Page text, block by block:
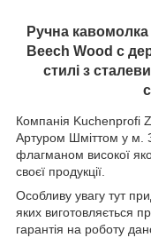
Ручна
Beech Wood c
стилі з
Компанія Kuchenprofi
Артуром Шміттом у м.
флагманом високої
своєї продукції.
Особливу увагу тут
яких виготовляється
гарантія на роботу